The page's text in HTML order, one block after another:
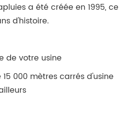
a été créée en 1995, ce
d'histoire.
de votre usine
000 mètres carrés d'usine